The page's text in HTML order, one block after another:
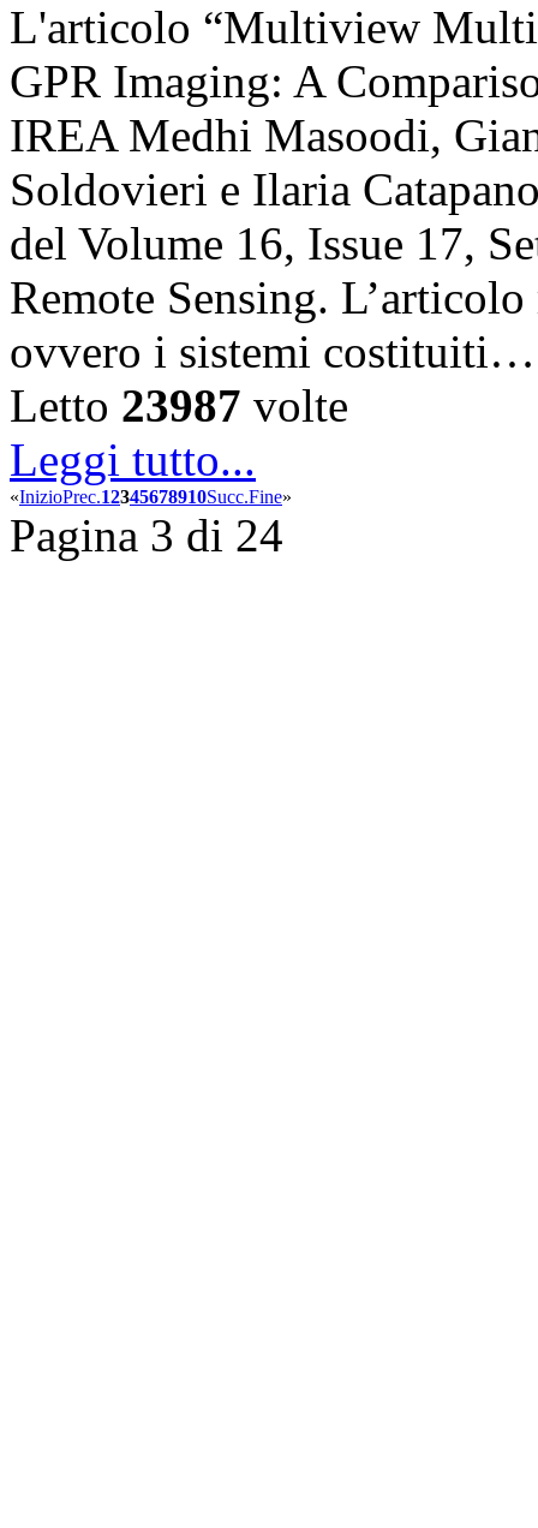
L'articolo “Multiview
GPR Imaging: A
IREA Medhi Masoodi,
Soldovieri e Ilaria
del Volume 16, Issue 17,
Remote Sensing.
ovvero i sistemi costituiti…
Letto 23987 volte
Leggi tutto...
«InizioPrec.12345678910Succ.Fine»
Pagina 3 di 24